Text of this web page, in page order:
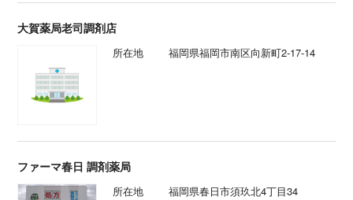
大賀薬局老司調剤店
所在地 福岡県福岡市南区向新町2-17-14
ファーマ春日 調剤薬局
所在地 福岡県春日市須玖北4丁目34